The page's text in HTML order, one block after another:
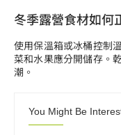
冬季露營食材如何
使用保溫箱或冰桶控制
菜和水果應分開儲存。
潮。
You Might Be